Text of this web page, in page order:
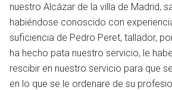
en
nuestro Alcázar de la villa de Madrid,
habiéndose conoscido con
suficiencia de Pedro Peret, tallador,
ha hecho pata nuestro servicio, le
rescibir en nuestro servicio para que
en lo que se le ordenare de su